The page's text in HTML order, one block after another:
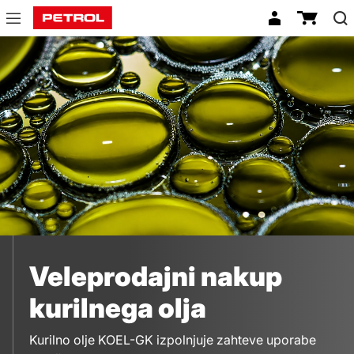
Kurilno
olje
Veleprodajni nakup
kurilnega olja
Kurilno olje KOEL-GK izpolnjuje zahteve uporabe